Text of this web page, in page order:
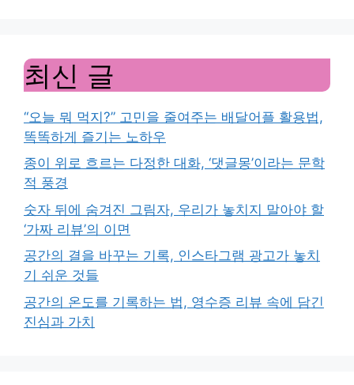
최신 글
“오늘 뭐 먹지?” 고민을 줄여주는 배달어플 활용법,
똑똑하게 즐기는 노하우
종이 위로 흐르는 다정한 대화, ‘댓글몽’이라는 문학
적 풍경
숫자 뒤에 숨겨진 그림자, 우리가 놓치지 말아야 할
‘가짜 리뷰’의 이면
공간의 결을 바꾸는 기록, 인스타그램 광고가 놓치
기 쉬운 것들
공간의 온도를 기록하는 법, 영수증 리뷰 속에 담긴
진심과 가치